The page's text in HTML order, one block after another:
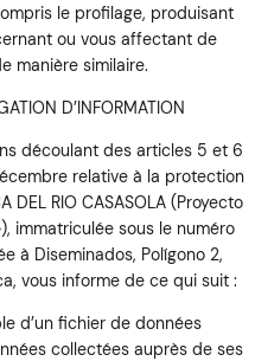
le profilage, produisant
ou vous affectant de
manière similaire.
D’INFORMATION
découlant des articles 5 et 6
relative à la protection
RIO CASASOLA (Proyecto
immatriculée sous le numéro
à Diseminados, Polígono 2,
vous informe de ce qui suit :
d’un fichier de données
collectées auprès de ses